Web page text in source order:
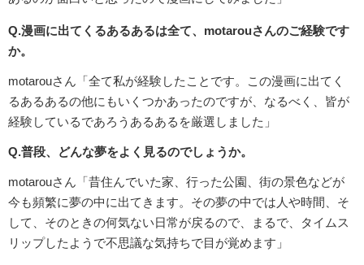
Q.漫画に出てくるあるあるは全て、motarouさんのご経験です
か。
motarouさん「全て私が経験したことです。この漫画に出てく
るあるあるの他にもいくつかあったのですが、なるべく、皆が
経験しているであろうあるあるを厳選しました」
Q.普段、どんな夢をよく見るのでしょうか。
motarouさん「昔住んでいた家、行った公園、街の景色などが
今も頻繁に夢の中に出てきます。その夢の中では人や時間、そ
して、そのときの何気ない日常が戻るので、まるで、タイムス
リップしたようで不思議な気持ちで目が覚めます」